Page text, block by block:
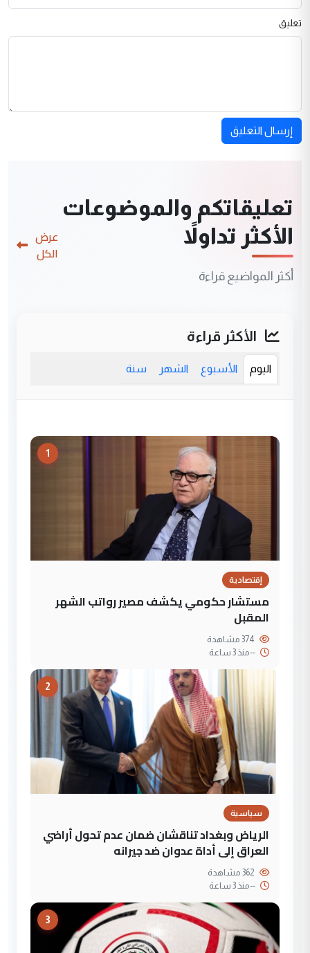
تعليق
إرسال التعليق
تعليقاتكم والموضوعات
الأكثر تداولاً
أكثر المواضيع قراءة
عرض
الكل
الأكثر قراءة
اليوم الأسبوع الشهر سنة
1
إقتصادية
مستشار حكومي يكشف مصير رواتب الشهر
المقبل
--منذ 3 ساعة
2
سياسية
الرياض وبغداد تناقشان ضمان عدم تحول أراضي
العراق إلى أداة عدوان ضد جيرانه
--منذ 3 ساعة
3